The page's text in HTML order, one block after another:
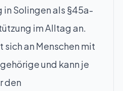
Solingen als §45a-
im Alltag an.
an Menschen mit
und kann je
den